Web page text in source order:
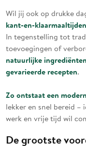
Wil jij ook op drukke
kant-en-klaarmaaltijden
In tegenstelling tot
toevoegingen of
natuurlijke ingrediënten
gevarieerde recepten.
Zo ontstaat een
lekker en snel bereid –
werk en vrije tijd wil
De grootste